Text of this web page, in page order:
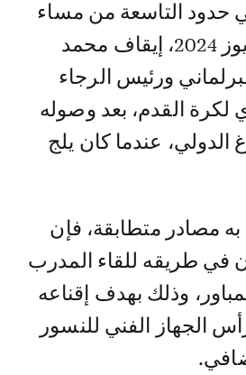
يوم الثلاثاء 16 يوليوز 2024، إيقاف محمد
ورئيس الرجاء
لكرة القدم، بعد وصوله
الدولي، عندما كان يلج
مصادر متطابقة، فإن
في طريقه للقاء المدرب
وذلك بهدف إقناعه
الجهاز الفني للنسور